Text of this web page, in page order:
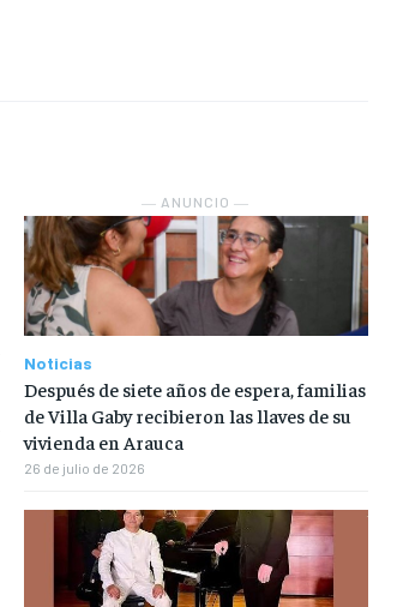
― ANUNCIO ―
Noticias
Después de siete años de espera, familias
de Villa Gaby recibieron las llaves de su
vivienda en Arauca
26 de julio de 2026